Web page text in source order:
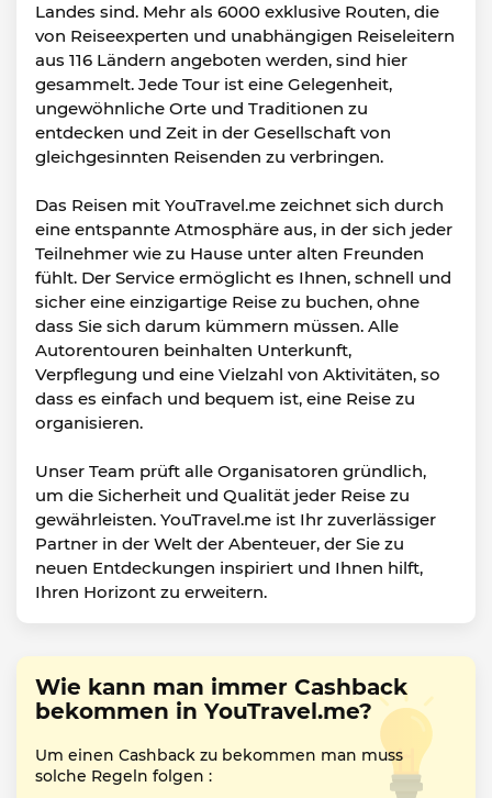
Landes sind. Mehr als 6000 exklusive Routen, die
von Reiseexperten und unabhängigen Reiseleitern
aus 116 Ländern angeboten werden, sind hier
gesammelt. Jede Tour ist eine Gelegenheit,
ungewöhnliche Orte und Traditionen zu
entdecken und Zeit in der Gesellschaft von
gleichgesinnten Reisenden zu verbringen.
Das Reisen mit YouTravel.me zeichnet sich durch
eine entspannte Atmosphäre aus, in der sich jeder
Teilnehmer wie zu Hause unter alten Freunden
fühlt. Der Service ermöglicht es Ihnen, schnell und
sicher eine einzigartige Reise zu buchen, ohne
dass Sie sich darum kümmern müssen. Alle
Autorentouren beinhalten Unterkunft,
Verpflegung und eine Vielzahl von Aktivitäten, so
dass es einfach und bequem ist, eine Reise zu
organisieren.
Unser Team prüft alle Organisatoren gründlich,
um die Sicherheit und Qualität jeder Reise zu
gewährleisten. YouTravel.me ist Ihr zuverlässiger
Partner in der Welt der Abenteuer, der Sie zu
neuen Entdeckungen inspiriert und Ihnen hilft,
Ihren Horizont zu erweitern.
Wie kann man immer Cashback
bekommen in YouTravel.me?
Um einen Cashback zu bekommen man muss
solche Regeln folgen :